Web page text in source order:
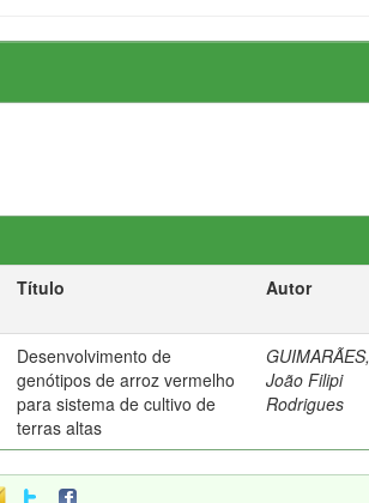
Título Autor
Desenvolvimento de
genótipos de arroz vermelho
para sistema de cultivo de
terras altas
GUIMARÃES,
João Filipi
Rodrigues